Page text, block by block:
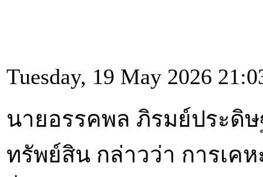
Tuesday, 19 May 2026
นายอรรคพล ภิรมย์ประดิ
ทรัพย์สิน กล่าวว่า การเค